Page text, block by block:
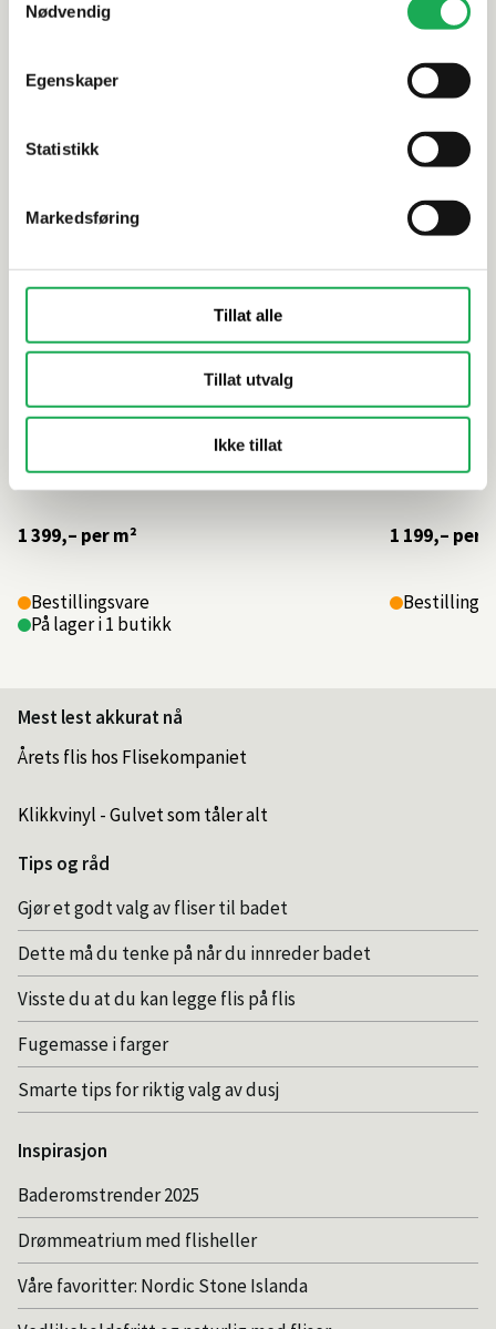
Nødvendig
Egenskaper
Statistikk
Markedsføring
Tillat alle
Tillat utvalg
Ikke tillat
20x120 Flis
EMIL CERAMICA
1 399,– per m²
Bestillingsvare
På lager i 1 butikk
PROVENZA
1 199,– per
Mest lest akkurat nå
Årets flis hos Flisekompaniet
Klikkvinyl - Gulvet som tåler alt
Tips og råd
Gjør et godt valg av fliser til badet
Dette må du tenke på når du innreder badet
Visste du at du kan legge flis på flis
Fugemasse i farger
Smarte tips for riktig valg av dusj
Inspirasjon
Baderomstrender 2025
Drømmeatrium med flisheller
Våre favoritter: Nordic Stone Islanda